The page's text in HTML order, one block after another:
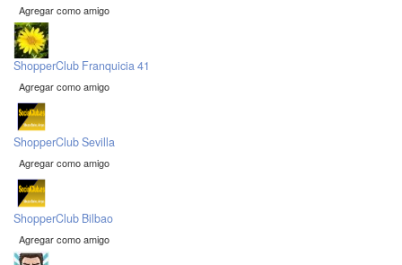
Agregar como amigo
ShopperClub Franquicia 41
Agregar como amigo
ShopperClub Sevilla
Agregar como amigo
ShopperClub Bilbao
Agregar como amigo